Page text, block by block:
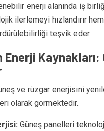
enerji alanında iş
ilerlemeyi hızlandırır
teşvik eder.
Enerji Kaynakları:
ve rüzgar enerjisini
olarak görmektedir.
Güneş panelleri